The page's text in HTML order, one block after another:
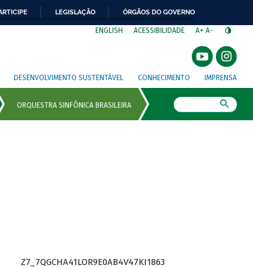
LEGISLAÇÃO ÓRGÃOS DO GOVERNO
ENGLISH ACESSIBILIDADE A+ A-
DESENVOLVIMENTO SUSTENTÁVEL CONHECIMENTO IMPRENSA
Z7_7QGCHA41LOR9E0AB4V47KI1863